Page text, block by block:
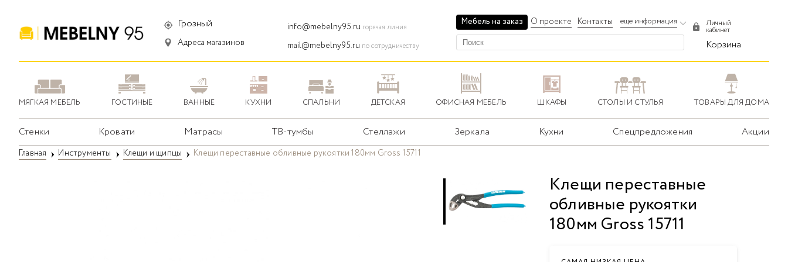
Грозный
Адреса магазинов
info@mebelny95.ru горячая линия
mail@mebelny95.ru по сотрудничеству
Мебель на заказ О проекте Контакты еще информация Личный
кабинет
Корзина
МЯГКАЯ МЕБЕЛЬ ГОСТИНЫЕ ВАННЫЕ КУХНИ СПАЛЬНИ ДЕТСКАЯ ОФИСНАЯ МЕБЕЛЬ ШКАФЫ СТОЛЫ И СТУЛЬЯ ТОВАРЫ ДЛЯ ДОМА
Стенки Кровати Матрасы ТВ-тумбы Стеллажи Зеркала Кухни Спецпредложения Акции
Главная Инструменты Клещи и щипцы Клещи переставные обливные рукоятки 180мм Gross 15711
Клещи переставные
обливные рукоятки
180мм Gross 15711